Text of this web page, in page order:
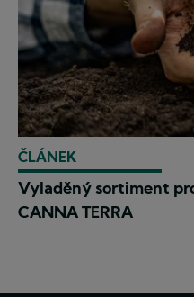
ČLÁNEK
Vyladěný sortiment
CANNA TERRA